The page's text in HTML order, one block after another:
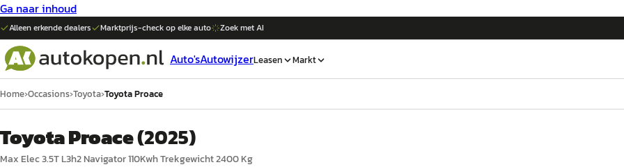
Ga naar inhoud
Alleen erkende dealers Marktprijs-check op elkeauto Zoek met AI
Auto'sAutowijzerLeasen Markt
Home›Occasions›Toyota›Toyota Proace
Toyota Proace(2025)
Max Elec 3.5T L3h2 Navigator 110Kwh Trekgewicht 2400 Kg